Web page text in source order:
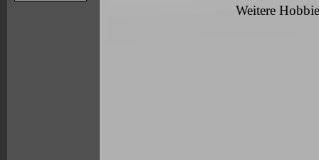
Weitere